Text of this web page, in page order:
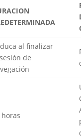
al finalizar
de
horas